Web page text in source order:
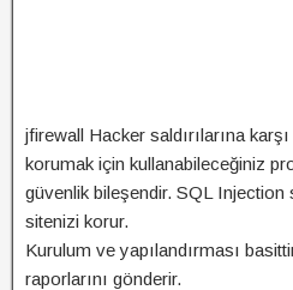
jfirewall Hacker saldırılarına
korumak için kullanabileceğiniz
güvenlik bileşendir. SQL Injection
sitenizi korur.
Kurulum ve yapılandırması
raporlarını gönderir.